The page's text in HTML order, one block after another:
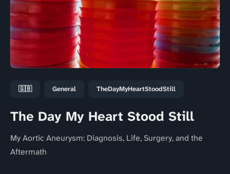
🇬🇧 General TheDayMyHeartStoodStill
The Day My Heart Stood Still
My Aortic Aneurysm: Diagnosis, Life, Surgery, and the
Aftermath